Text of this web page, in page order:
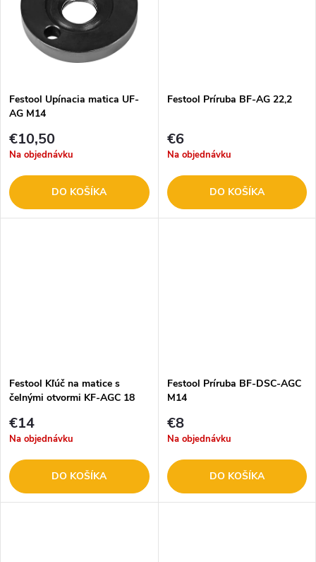
o
v
k
o
v
Festool Upínacia matica UF-
AG M14
€10,50
Na objednávku
DO KOŠÍKA
Festool Príruba BF-AG 22,2
€6
Na objednávku
DO KOŠÍKA
Festool Kľúč na matice s
čelnými otvormi KF-AGC 18
€14
Na objednávku
DO KOŠÍKA
Festool Príruba BF-DSC-AGC
M14
€8
Na objednávku
DO KOŠÍKA